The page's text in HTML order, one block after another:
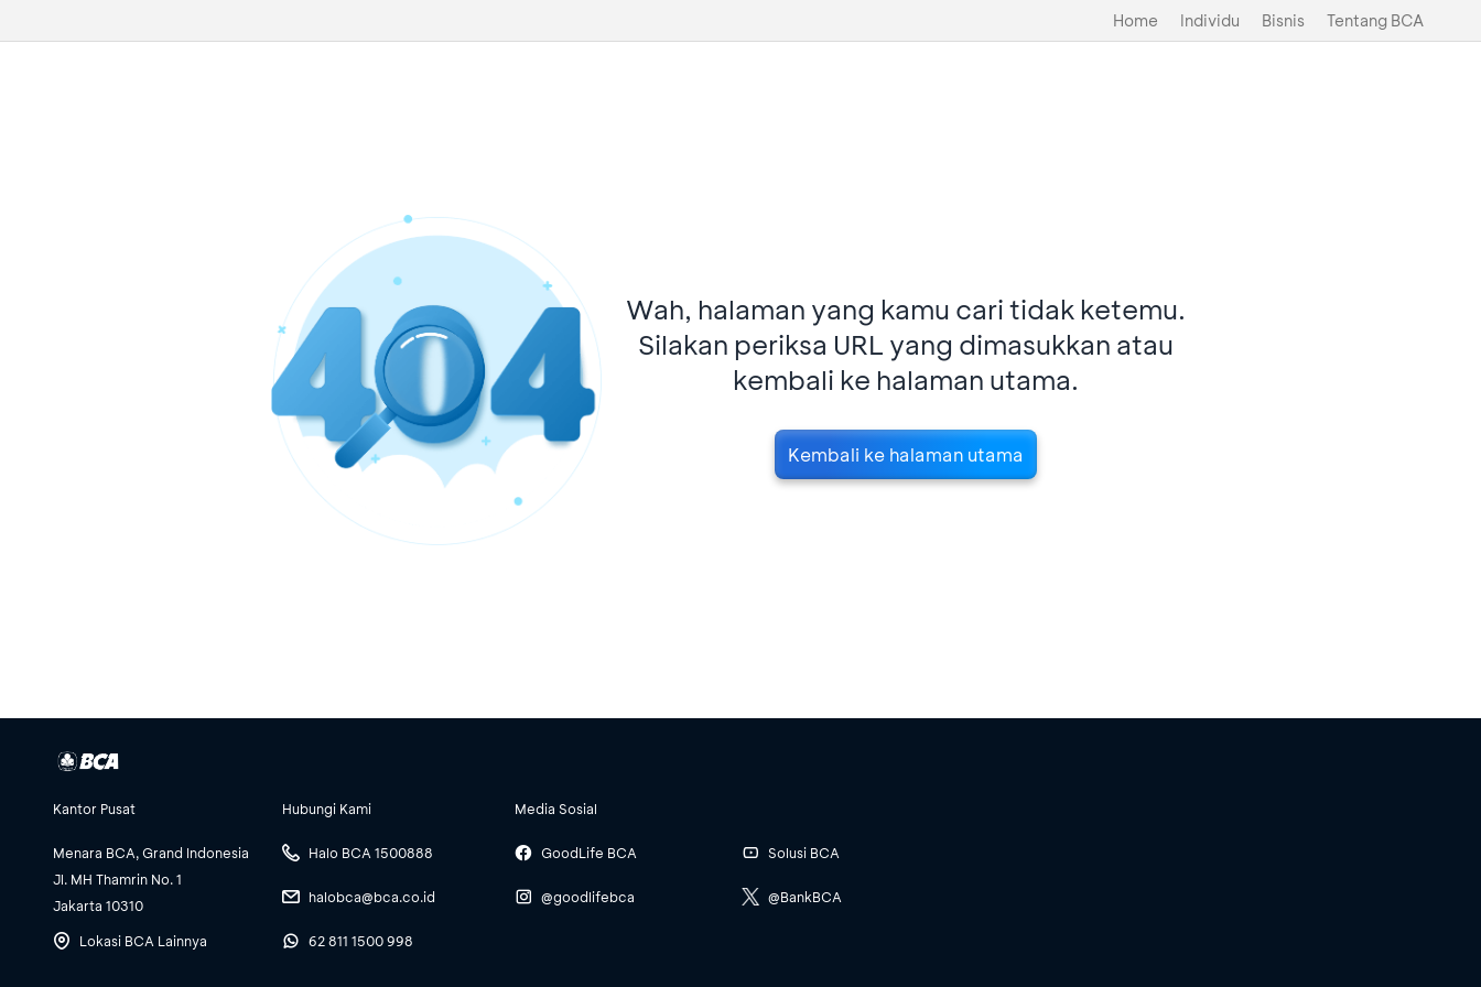
Home Individu Bisnis Tentang BCA
Wah, halaman yang kamu cari tidak ketemu.
Silakan periksa URL yang dimasukkan atau
kembali ke halaman utama.
Kembali ke halaman utama
Kantor Pusat
Menara BCA, Grand Indonesia
Jl. MH Thamrin No. 1
Jakarta 10310
Lokasi BCA Lainnya
Hubungi Kami
Halo BCA 1500888
halobca@bca.co.id
62 811 1500 998
Media Sosial
GoodLife BCA
@goodlifebca
Solusi BCA
@BankBCA